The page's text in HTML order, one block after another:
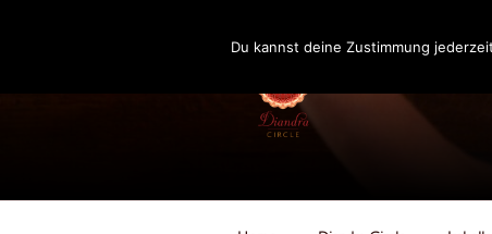
Du kannst deine Zustimmung